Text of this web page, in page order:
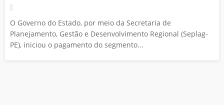
O Governo do Estado, por meio da Secretaria de
Planejamento, Gestão e Desenvolvimento Regional (Seplag-
PE), iniciou o pagamento do segmento...